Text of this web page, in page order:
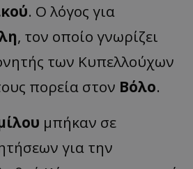
. Ο λόγος για
, τον οποίο γνωρίζει
των Κυπελλούχων
πορεία στον Βόλο.
μπήκαν σε
για την